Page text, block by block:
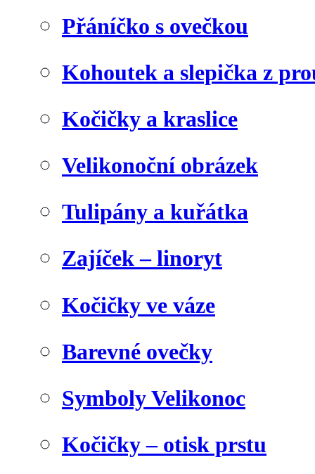
Přáníčko s ovečkou
Kohoutek a slepička z
Kočičky a kraslice
Velikonoční obrázek
Tulipány a kuřátka
Zajíček – linoryt
Kočičky ve váze
Barevné ovečky
Symboly Velikonoc
Kočičky – otisk prstu